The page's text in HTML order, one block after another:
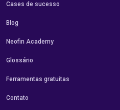
Cases de sucesso
Blog
Neofin Academy
Glossário
Ferramentas gratuitas
Contato